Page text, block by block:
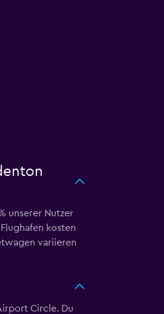
unserer Nutzer
kosten
variieren
Circle. Du